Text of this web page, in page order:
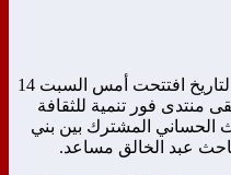
بحضور نخبة من المهتمين بالثقافة والتاريخ افتتحت أمس السبت 14
منتدى فور تنمية للثقافة
الحساني المشترك بين بني
عبد الخالق مساعد.